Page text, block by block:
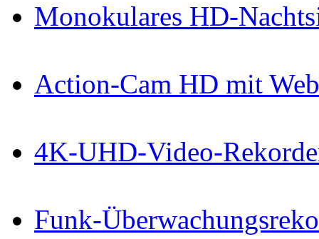
Monokulares HD-
Action-Cam HD mit
4K-UHD-Video-
Funk-